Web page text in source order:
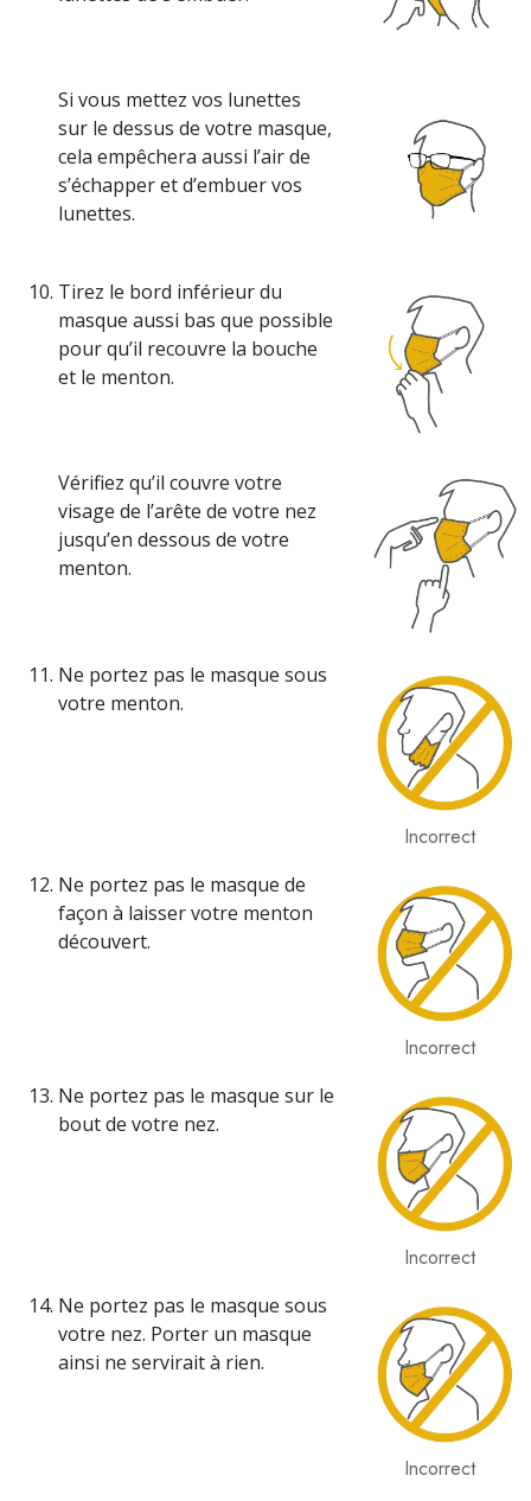
Si vous mettez vos lunettes
sur le dessus de votre masque,
cela empêchera aussi l’air de
s’échapper et d’embuer vos
lunettes.
Tirez le bord inférieur du
masque aussi bas que possible
pour qu’il recouvre la bouche
et le menton.
Vérifiez qu’il couvre votre
visage de l’arête de votre nez
jusqu’en dessous de votre
menton.
Incorrect
Ne portez pas le masque sous
votre menton.
Incorrect
Ne portez pas le masque de
façon à laisser votre menton
découvert.
Incorrect
Ne portez pas le masque sur le
bout de votre nez.
Incorrect
Ne portez pas le masque sous
votre nez. Porter un masque
ainsi ne servirait à rien.